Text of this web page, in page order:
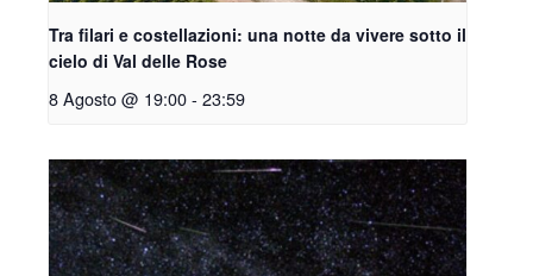
Tra filari e costellazioni: una notte da vivere sotto il
cielo di Val delle Rose
8 Agosto @ 19:00- 23:59